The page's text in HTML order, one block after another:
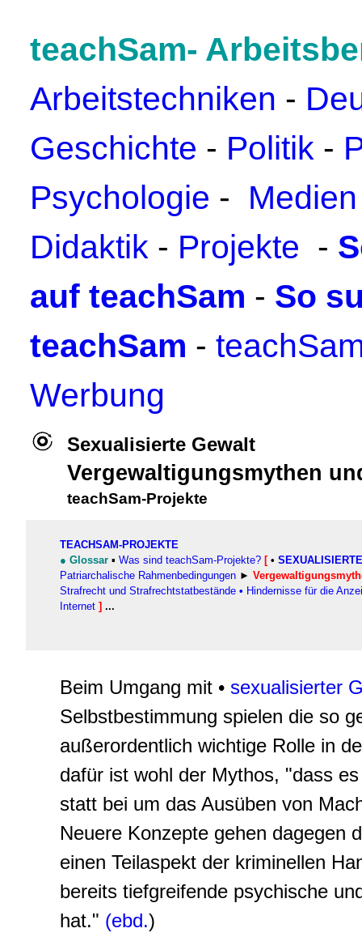
teachSam-
Arbeitstechniken -
Geschichte - Politik -
Psychologie - Medien
Didaktik - Projekte -
auf teachSam - So
teachSam -
Werbung
Sexualisierte Gewalt
Vergewaltigungsmythen
teachSam-Projekte
TEACHSAM-PROJEKTE
● Glossar ▪ Was sind teachSam-Projekte? [ •
Patriarchalische Rahmenbedingungen ►
Strafrecht und Strafrechtstatbestände • Hindernisse für die
Internet ] ...
Beim Umgang mit • sexualisierter
Selbstbestimmung spielen die so
außerordentlich wichtige Rolle in
dafür ist wohl der Mythos, "dass
statt bei um das Ausüben von
Neuere Konzepte gehen dagegen
einen Teilaspekt der kriminellen
bereits tiefgreifende psychische
hat." (ebd.)